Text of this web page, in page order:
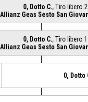
0, Dotto C., Tiro libero
Allianz Geas Sesto San
0, Dotto C., Tiro libero
Allianz Geas Sesto San
0, Dotto